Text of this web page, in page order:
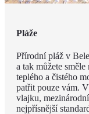
Pláže
Přírodní pláž v
a tak můžete
teplého a čistého
patřit pouze vám.
vlajku,
nejpřísnější